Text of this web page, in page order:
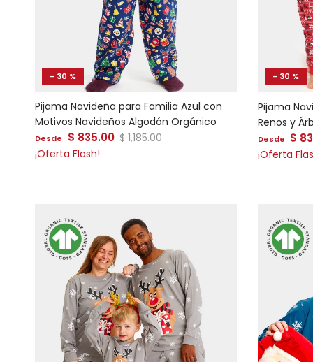
- 30 %
Pijama Navideña para Familia Azul con
Motivos Navideños Algodón Orgánico
Precio de venta
Desde $ 835.00 Precio normal
$ 1,185.00
¡Oferta Flash!
- 30 %
Pijama
Renos y
Precio
Desde $
¡Oferta